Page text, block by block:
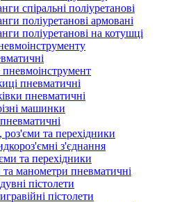
спіральні поліуретанові
поліуретанові армовані
поліуретанові на котушці
пневмоінструмент
пневматичні
пневматичні
машинки
роз'єми та перехідники
з'єднання
та перехідники
та манометри пневматичні
пістолети
пістолети